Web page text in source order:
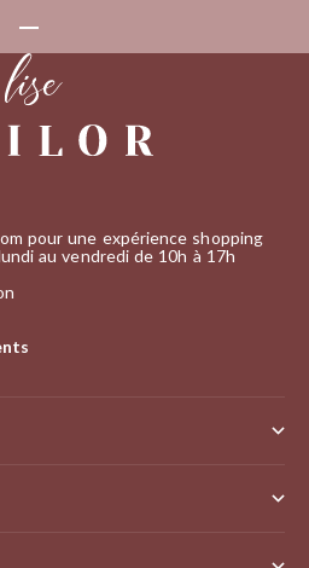
pour une expérience shopping
au vendredi de 10h à 17h